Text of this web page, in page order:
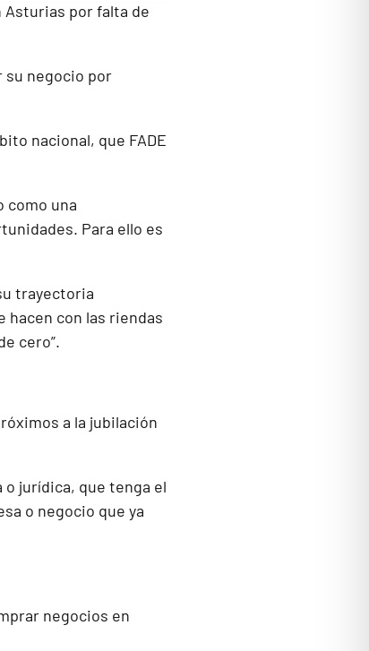
Asturias por falta de
su negocio por
nacional, que FADE
como una
Para ello es
trayectoria
hacen con las riendas
cero”.
a la jubilación
jurídica, que tenga el
o negocio que ya
negocios en